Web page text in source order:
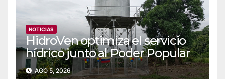
NOTICIAS
‎‎HidroVen optimiza el servicio
hídrico junto al Poder Popular
en Amazonas
AGO 5, 2026